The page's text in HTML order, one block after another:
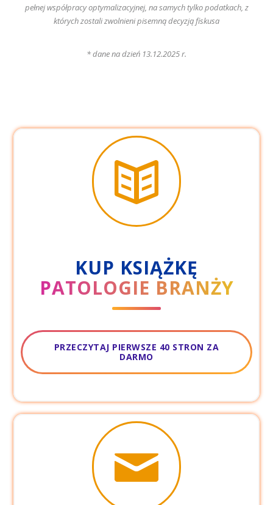
pełnej współpracy optymalizacyjnej, na samych tylko podatkach, z
których zostali zwolnieni pisemną decyzją fiskusa
* dane na dzień 13.12.2025 r.
KUP KSIĄŻKĘ
PATOLOGIE BRANŻY
PRZECZYTAJ PIERWSZE 40 STRON ZA
DARMO